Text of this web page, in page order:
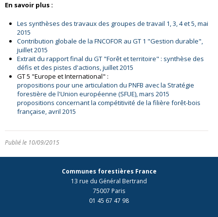
En savoir plus :
Les synthèses des travaux des groupes de travail 1, 3, 4 et 5, mai
2015
Contribution globale de la FNCOFOR au GT 1 "Gestion durable",
juillet 2015
Extrait du rapport final du GT "Forêt et territoire" : synthèse des
défis et des pistes d'actions, juillet 2015
GT 5 "Europe et International" :
propositions pour une articulation du PNFB avec la Stratégie
forestière de l'Union européenne (SFUE), mars 2015
propositions concernant la compétitivité de la filière forêt-bois
française, avril 2015
Publié le 10/09/2015
Communes forestières France
13 rue du Général Bertrand
75007 Paris
01 45 67 47 98